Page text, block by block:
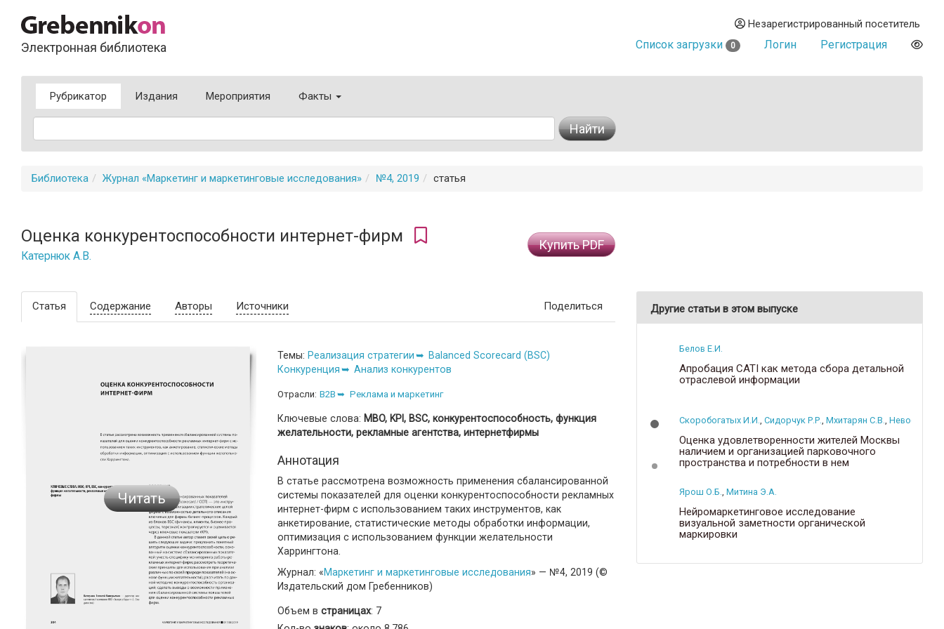
Электронная библиотека
Незарегистрированный посетитель
Список загрузки 0 Логин Регистрация
Рубрикатор Издания Мероприятия Факты
Найти
Библиотека Журнал «Маркетинг и маркетинговые исследования» №4, 2019 статья
Оценка конкурентоспособности интернет-фирм
Катернюк А.В.
Купить PDF
Статья Содержание Авторы Источники Поделиться
Читать
Темы: Реализация стратегии
Balanced Scorecard (BSC)
Конкуренция
Анализ конкурентов
Отрасли: B2B Реклама и маркетинг
Ключевые слова: MBO, KPI, BSC, конкурентоспособность, функция
желательности, рекламные агентства, интернетфирмы
Аннотация
В статье рассмотрена возможность применения сбалансированной
системы показателей для оценки конкурентоспособности рекламных
интернет-фирм с использованием таких инструментов, как
анкетирование, статистические методы обработки информации,
оптимизация с использованием функции желательности
Харрингтона.
Журнал: «Маркетинг и маркетинговые исследования» — №4, 2019 (©
Издательский дом Гребенников)
Объем в страницах: 7
Другие статьи в этом выпуске
Белов Е.И.
Апробация CATI как метода сбора детальной
отраслевой информации
Скоробогатых И.И., Сидорчук Р.Р., Мхитарян С.В., Невоструев
Оценка удовлетворенности жителей Москвы
наличием и организацией парковочного
пространства и потребности в нем
Ярош О.Б., Митина Э.А.
Нейромаркетинговое исследование
визуальной заметности органической
маркировки